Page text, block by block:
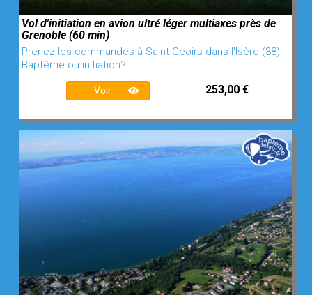
Vol d'initiation en avion ultré léger multiaxes près de
Grenoble (60 min)
Prenez les commandes à Saint Geoirs dans l'Isère (38)
Baptême ou initiation?
Voir 253,00 €